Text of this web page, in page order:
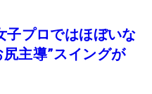
子プロではほぼいな
主導”スイングが